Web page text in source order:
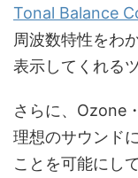
Tonal Balance
周波数特性をわ
表示してくれる
さらに、Ozone
理想のサウンド
ことを可能にし